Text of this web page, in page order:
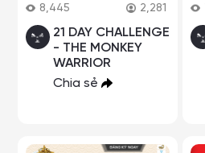
8,445 2,281
21 DAY CHALLENGE
- THE MONKEY
WARRIOR
Chia sẻ